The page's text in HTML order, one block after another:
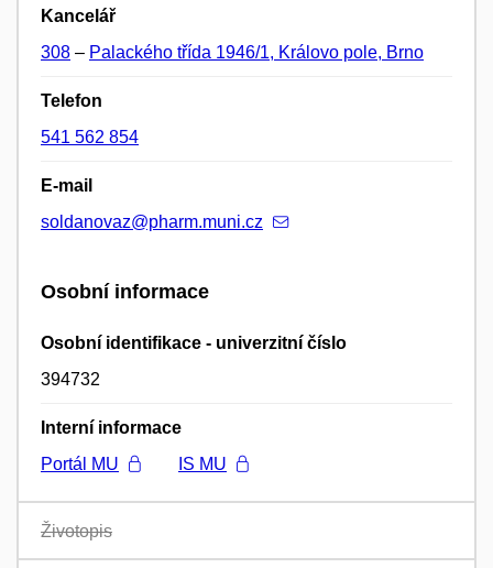
Kancelář
308 – Palackého třída 1946/1, Královo pole, Brno
Telefon
541 562 854
E-mail
soldanovaz@pharm.muni.cz
Osobní informace
Osobní identifikace - univerzitní číslo
394732
Interní informace
Portál MU
IS MU
Životopis